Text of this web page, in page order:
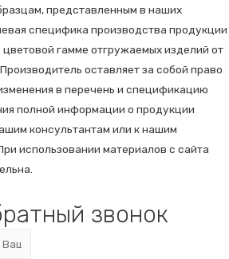
представленным в наших
специфика производства продукции
цветовой гамме отгружаемых изделий от
оставляет за собой право
в перечень и спецификацию
полной информации о продукции
консультантам или к нашим
использовании материалов с сайта
звонок